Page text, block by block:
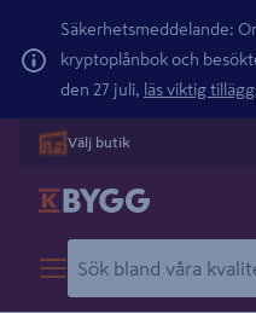
Säkerhetsmeddelande:
kryptoplånbok och
den 27 juli, läs viktig
Välj butik